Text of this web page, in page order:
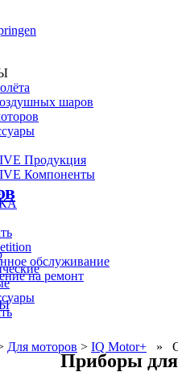
шаров
Продукция
Компоненты
обслуживание
на ремонт
Для моторов > IQ Motor+ »
Приборы